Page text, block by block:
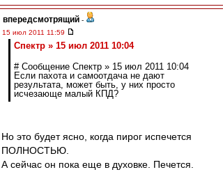
впередсмотрящий -
15 июл 2011 11:59
Спектр » 15 июл 2011 10:04
# Сообщение Спектр » 15 июл 2011 10:04
Если пахота и самоотдача не дают
результата, может быть, у них просто
исчезающе малый КПД?
Но это будет ясно, когда пирог испечется
ПОЛНОСТЬЮ.
А сейчас он пока еще в духовке. Печется.